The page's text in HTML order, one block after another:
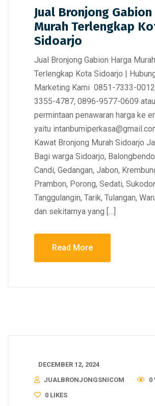
Jual Bronjong
Murah Terlengkap
Sidoarjo
Jual Bronjong Gabion Harga Murah
Terlengkap Kota Sidoarjo |
Marketing Kami 0851-7333-
3355-4787, 0896-9577-0609
permintaan penawaran harga ke
yaitu
Kawat Bronjong Murah Sidoarjo
Bagi warga Sidoarjo,
Candi, Gedangan, Jabon,
Prambon, Porong, Sedati,
Tanggulangin, Tarik, Tulangan,
dan sekitarnya yang […]
Read More
DECEMBER 12, 2024
JUALBRONJONGSNICOM
0
0 LIKES